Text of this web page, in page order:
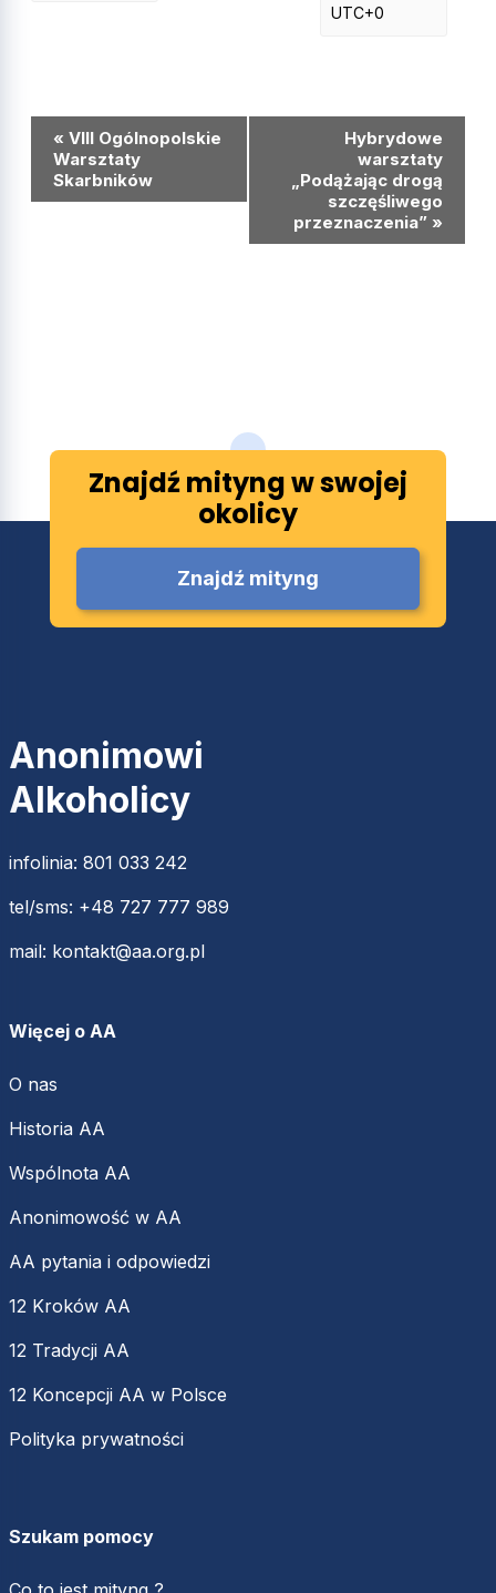
UTC+0
Wydarzenie
Nawigacja
« VIII Ogólnopolskie
Warsztaty
Skarbników
Hybrydowe
warsztaty
„Podążając drogą
szczęśliwego
przeznaczenia” »
Znajdź mityng w swojej
okolicy
Znajdź mityng
Anonimowi
Alkoholicy
infolinia: 801 033 242
tel/sms: +48 727 777 989
mail: kontakt@aa.org.pl
Więcej o AA
O nas
Historia AA
Wspólnota AA
Anonimowość w AA
AA pytania i odpowiedzi
12 Kroków AA
12 Tradycji AA
12 Koncepcji AA w Polsce
Polityka prywatności
Szukam pomocy